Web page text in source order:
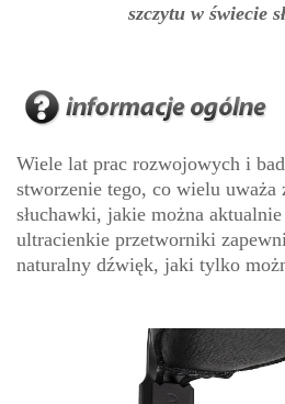
szczytu w świecie
Wiele lat prac rozwojowych i
stworzenie tego, co wielu uważa
słuchawki, jakie można
ultracienkie przetworniki
naturalny dźwięk, jaki tylko